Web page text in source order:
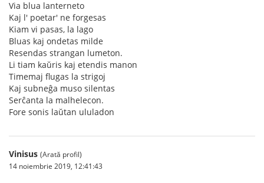
Via blua lanterneto
Kaj l' poetar' ne forgesas
Kiam vi pasas, la lago
Bluas kaj ondetas milde
Resendas strangan lumeton.
Li tiam kaŭris kaj etendis manon
Timemaj flugas la strigoj
Kaj subneĝa muso silentas
Serĉanta la malhelecon.
Fore sonis laŭtan ululadon
Vinisus (Arată profil)
14 noiembrie 2019, 12:41:43